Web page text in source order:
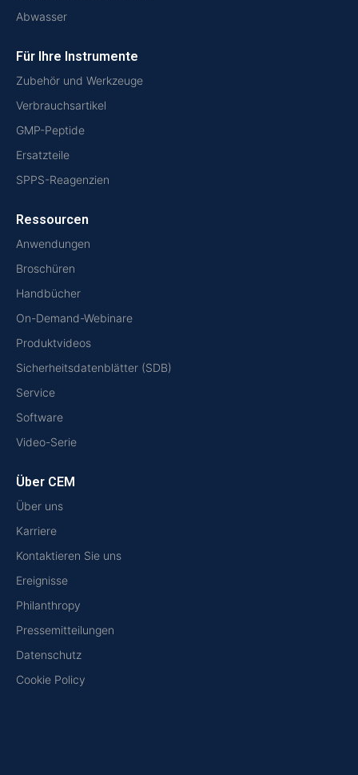
Abwasser
Für Ihre Instrumente
Zubehör und Werkzeuge
Verbrauchsartikel
GMP-Peptide
Ersatzteile
SPPS-Reagenzien
Ressourcen
Anwendungen
Broschüren
Handbücher
On-Demand-Webinare
Produktvideos
Sicherheitsdatenblätter (SDB)
Service
Software
Video-Serie
Über CEM
Über uns
Karriere
Kontaktieren Sie uns
Ereignisse
Philanthropy
Pressemitteilungen
Datenschutz
Cookie Policy